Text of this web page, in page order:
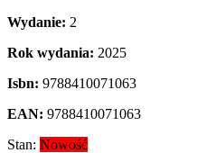
Wydanie: 2
Rok wydania: 2025
Isbn: 9788410071063
EAN: 9788410071063
Stan: Nowość